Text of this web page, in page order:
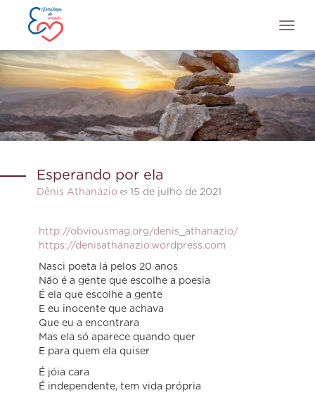
Esperando por ela
Dênis Athanázio 15 de julho de 2021
http://obviousmag.org/denis_athanazio/
https://denisathanazio.wordpress.com
Nasci poeta lá pelos 20 anos
Não é a gente que escolhe a poesia
É ela que escolhe a gente
E eu inocente que achava
Que eu a encontrara
Mas ela só aparece quando quer
E para quem ela quiser
É jóia cara
É independente, tem vida própria